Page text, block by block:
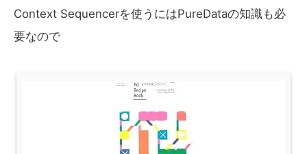
Context Sequencerを使うにはPureDataの知識も必
要なので